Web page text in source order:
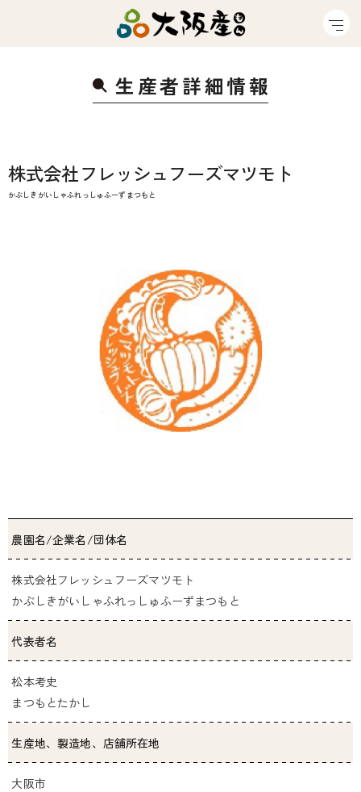
生産者詳細情報
株式会社フレッシュフーズマツモト
かぶしきがいしゃふれっしゅふーずまつもと
農園名/企業名/団体名
株式会社フレッシュフーズマツモト
かぶしきがいしゃふれっしゅふーずまつもと
代表者名
松本考史
まつもとたかし
生産地、製造地、店舗所在地
大阪市